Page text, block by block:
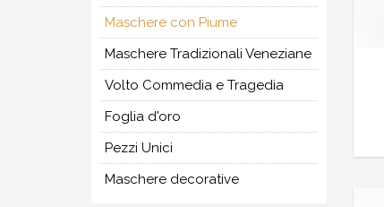
Maschere con Piume
Maschere Tradizionali Veneziane
Volto Commedia e Tragedia
Foglia d'oro
Pezzi Unici
Maschere decorative